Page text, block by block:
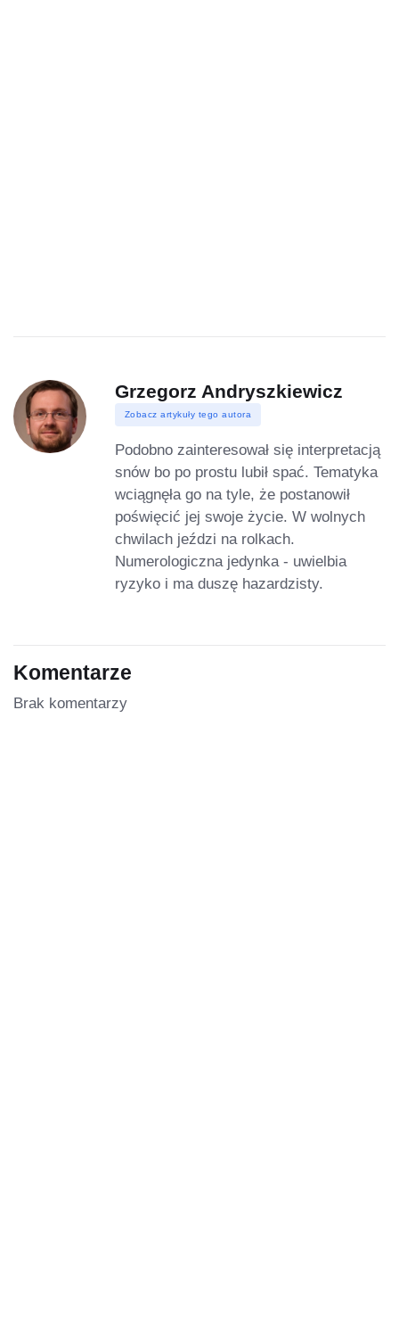
Grzegorz Andryszkiewicz
Zobacz artykuły tego autora
Podobno zainteresował się interpretacją
snów bo po prostu lubił spać. Tematyka
wciągnęła go na tyle, że postanowił
poświęcić jej swoje życie. W wolnych
chwilach jeździ na rolkach.
Numerologiczna jedynka - uwielbia
ryzyko i ma duszę hazardzisty.
Komentarze
Brak komentarzy